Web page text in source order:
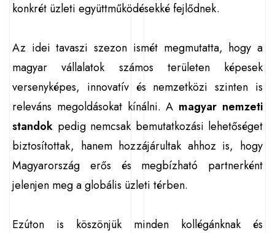
konkrét üzleti együttműködésekké fejlődnek.
Az idei tavaszi szezon ismét megmutatta, hogy a
magyar vállalatok számos területen képesek
versenyképes, innovatív és nemzetközi szinten is
releváns megoldásokat kínálni. A magyar nemzeti
standok pedig nemcsak bemutatkozási lehetőséget
biztosítottak, hanem hozzájárultak ahhoz is, hogy
Magyarország erős és megbízható partnerként
jelenjen meg a globális üzleti térben.
Ezúton is köszönjük minden kollégánknak és